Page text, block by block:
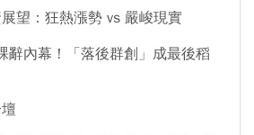
望：狂熱漲勢 vs 嚴峻現實
辭內幕！「落後群創」成最後稻